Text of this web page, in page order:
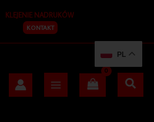
KLEJENIE NADRUKÓW
KONTAKT
PL